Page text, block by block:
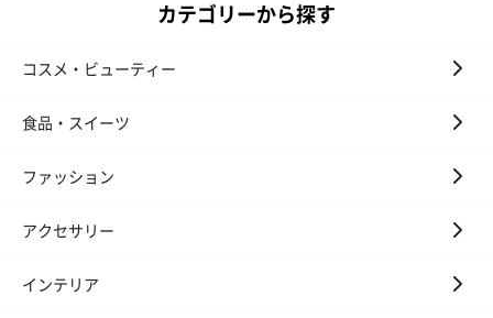
カテゴリーから探す
コスメ・ビューティー
食品・スイーツ
ファッション
アクセサリー
インテリア